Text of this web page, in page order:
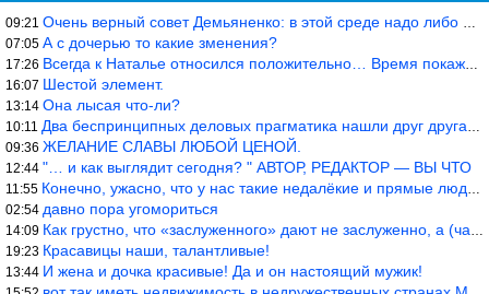
09:21 Очень верный совет Демьяненко: в этой среде надо либо иметь зубы
07:05 А с дочерью то какие зменения?
17:26 Всегда к Наталье относился положительно… Время покажет, что буде
16:07 Шестой элемент.
13:14 Она лысая что-ли?
10:11 Два беспринципных деловых прагматика нашли друг друга и «остепен
09:36 ЖЕЛАНИЕ СЛАВЫ ЛЮБОЙ ЦЕНОЙ.
12:44 "… и как выглядит сегодня? " АВТОР, РЕДАКТОР — ВЫ ЧТО
11:55 Конечно, ужасно, что у нас такие недалёкие и прямые люди… Как мо
02:54 давно пора угомориться
14:09 Как грустно, что «заслуженного» дают не заслуженно, а (чаще) по-
19:23 Красавицы наши, талантливые!
13:44 И жена и дочка красивые! Да и он настоящий мужик!